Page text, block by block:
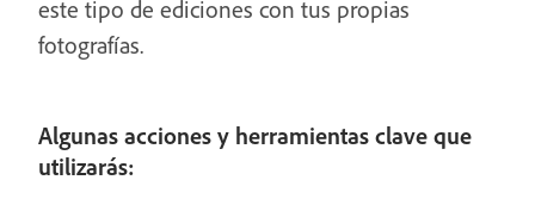
este tipo de ediciones con tus propias
fotografías.
Algunas acciones y herramientas clave que
utilizarás: